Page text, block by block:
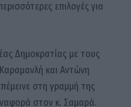
επιλογές για
Δημοκρατίας με τους
και Αντώνη
στη γραμμή της
στον κ. Σαμαρά.